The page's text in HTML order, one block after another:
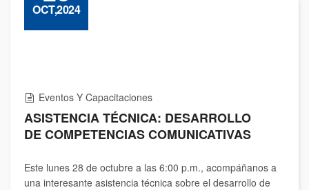
OCT,2024
Eventos Y Capacitaciones
ASISTENCIA TÉCNICA: DESARROLLO
DE COMPETENCIAS COMUNICATIVAS
Este lunes 28 de octubre a las 6:00 p.m., acompáñanos a
una interesante asistencia técnica sobre el desarrollo de